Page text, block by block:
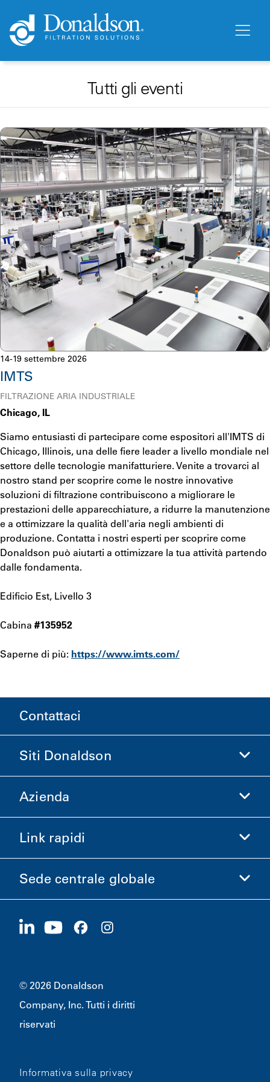
Tutti gli eventi
14-19 settembre 2026
IMTS
FILTRAZIONE ARIA INDUSTRIALE
Chicago, IL
Siamo entusiasti di partecipare come espositori all'IMTS di
Chicago, Illinois, una delle fiere leader a livello mondiale nel
settore delle tecnologie manifatturiere. Venite a trovarci al
nostro stand per scoprire come le nostre innovative
soluzioni di filtrazione contribuiscono a migliorare le
prestazioni delle apparecchiature, a ridurre la manutenzione
e a ottimizzare la qualità dell'aria negli ambienti di
produzione. Contatta i nostri esperti per scoprire come
Donaldson può aiutarti a ottimizzare la tua attività partendo
dalle fondamenta.
Edificio Est, Livello 3
Cabina#135952
Saperne di più: https://www.imts.com/
Contattaci
Siti Donaldson
Donaldson Life Sciences
Azienda
Informazioni aziendali
Carriere
Link rapidi
Investitori
Sostenibilità
Sede centrale globale
1400 W 94th Street
© 2026 Donaldson
Company, Inc. Tutti i diritti
riservati
Informativa sulla privacy